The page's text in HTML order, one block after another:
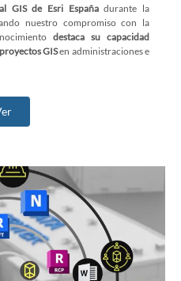
GIS de Esri Españadurante la
nuestro compromiso con la
destaca su capacidad
GISen administraciones e